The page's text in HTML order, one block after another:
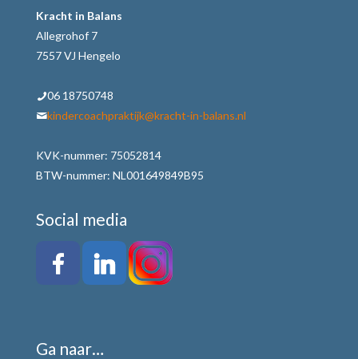
Kracht in Balans
Allegrohof 7
7557 VJ Hengelo
06 18750748
kindercoachpraktijk@kracht-in-balans.nl
KVK-nummer: 75052814
BTW-nummer: NL001649849B95
Social media
Ga naar…